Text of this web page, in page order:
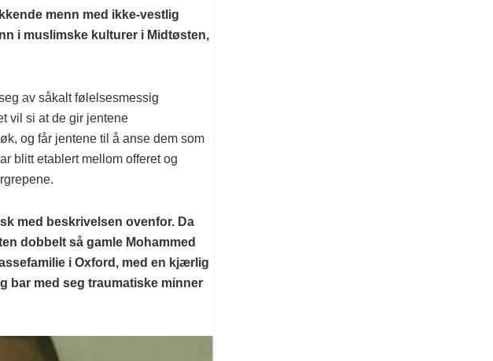
menn med ikke-vestlig
i muslimske kulturer i Midtøsten,
av såkalt følelsesmessig
vil si at de gir jentene
og får jentene til å anse dem som
blitt etablert mellom offeret og
med beskrivelsen ovenfor. Da
dobbelt så gamle Mohammed
i Oxford, med en kjærlig
bar med seg traumatiske minner